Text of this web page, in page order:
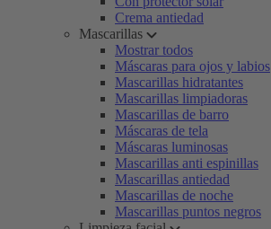
Crema antiedad
Mascarillas
Mostrar todos
Máscaras para ojos y labios
Mascarillas hidratantes
Mascarillas limpiadoras
Mascarillas de barro
Máscaras de tela
Máscaras luminosas
Mascarillas anti espinillas
Mascarillas antiedad
Mascarillas de noche
Mascarillas puntos negros